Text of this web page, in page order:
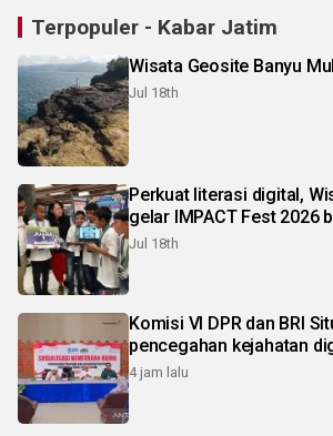
Terpopuler - Kabar Jatim
Wisata Geosite Banyu
Jul 18th
Perkuat literasi digital,
gelar IMPACT Fest 2026
Jul 18th
Komisi VI DPR dan BRI
pencegahan kejahatan
4 jam lalu